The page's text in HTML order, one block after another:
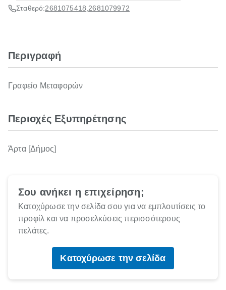
Σταθερό:2681075418 2681079972
Περιγραφή
Γραφείο Μεταφορών
Περιοχές Εξυπηρέτησης
Άρτα [Δήμος]
Σου ανήκει η επιχείρηση;
Κατοχύρωσε την σελίδα σου για να εμπλουτίσεις το
προφίλ και να προσελκύσεις περισσότερους
πελάτες.
Κατοχύρωσε την σελίδα